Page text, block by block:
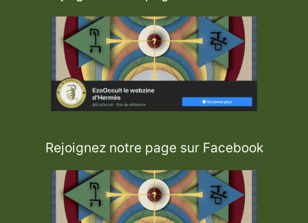
Rejoignez notre page sur Facebook